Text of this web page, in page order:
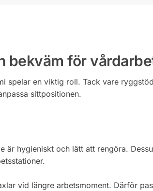
bekväm för
spelar en viktig roll. Tack vare
sittpositionen.
är hygieniskt och lätt att rengöra.
vid längre arbetsmoment. Därför